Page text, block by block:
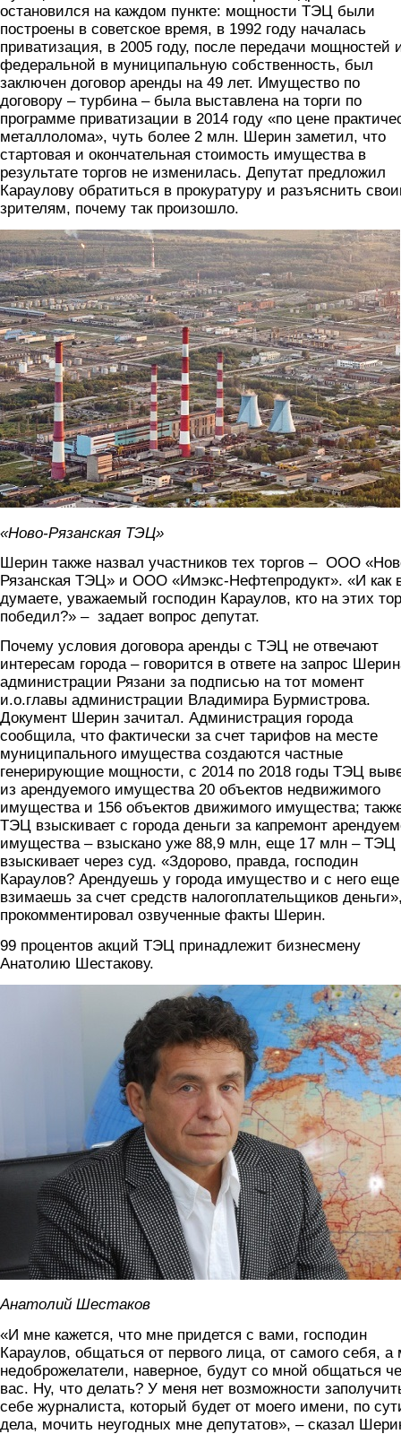
остановился на каждом пункте: мощности ТЭЦ были
построены в советское время, в 1992 году началась
приватизация, в 2005 году, после передачи мощностей
федеральной в муниципальную собственность, был
заключен договор аренды на 49 лет. Имущество по
договору – турбина – была выставлена на торги по
программе приватизации в 2014 году «по цене
металлолома», чуть более 2 млн. Шерин заметил, что
стартовая и окончательная стоимость имущества в
результате торгов не изменилась. Депутат предложил
Караулову обратиться в прокуратуру и разъяснить
зрителям, почему так произошло.
tec.png
«Ново-Рязанская ТЭЦ»
Шерин также назвал участников тех торгов – ООО
Рязанская ТЭЦ» и ООО «Имэкс-Нефтепродукт». «И как
думаете, уважаемый господин Караулов, кто на этих
победил?» – задает вопрос депутат.
Почему условия договора аренды с ТЭЦ не отвечают
интересам города – говорится в ответе на запрос
администрации Рязани за подписью на тот момент
и.о.главы администрации Владимира Бурмистрова.
Документ Шерин зачитал. Администрация города
сообщила, что фактически за счет тарифов на месте
муниципального имущества создаются частные
генерирующие мощности, с 2014 по 2018 годы ТЭЦ
из арендуемого имущества 20 объектов недвижимого
имущества и 156 объектов движимого имущества;
ТЭЦ взыскивает с города деньги за капремонт
имущества – взыскано уже 88,9 млн, еще 17 млн – ТЭЦ
взыскивает через суд. «Здорово, правда, господин
Караулов? Арендуешь у города имущество и с него еще
взимаешь за счет средств налогоплательщиков
прокомментировал озвученные факты Шерин.
99 процентов акций ТЭЦ принадлежит бизнесмену
Анатолию Шестакову.
Анатолий Шестаков
«И мне кажется, что мне придется с вами, господин
Караулов, общаться от первого лица, от самого себя, а
недоброжелатели, наверное, будут со мной общаться
вас. Ну, что делать? У меня нет возможности
себе журналиста, который будет от моего имени, по
дела, мочить неугодных мне депутатов», – сказал